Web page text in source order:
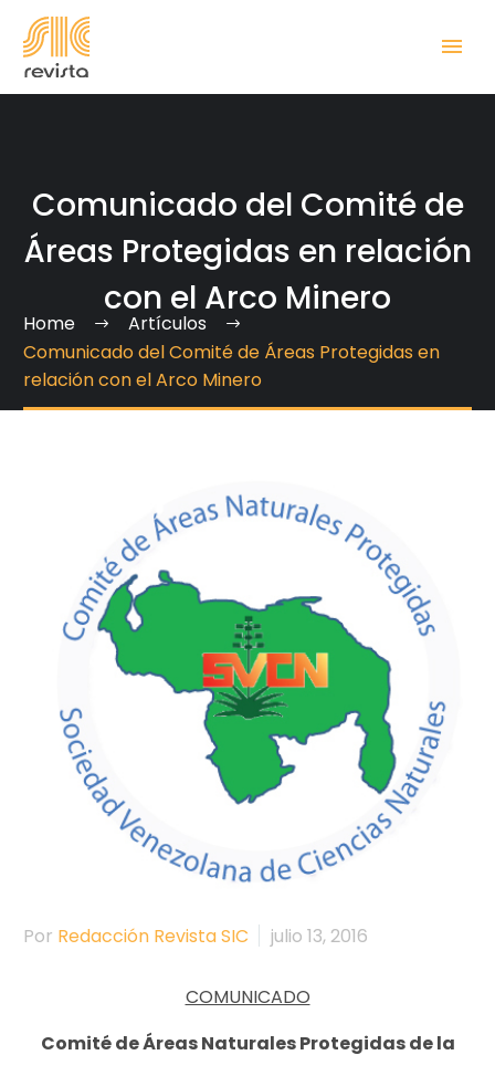
Comunicado del Comité de
Áreas Protegidas en relación
con el Arco Minero
Home
Artículos
Comunicado del Comité de Áreas Protegidas en
relación con el Arco Minero
Por Redacción Revista SIC julio 13, 2016
COMUNICADO
Comité de Áreas Naturales Protegidasde la